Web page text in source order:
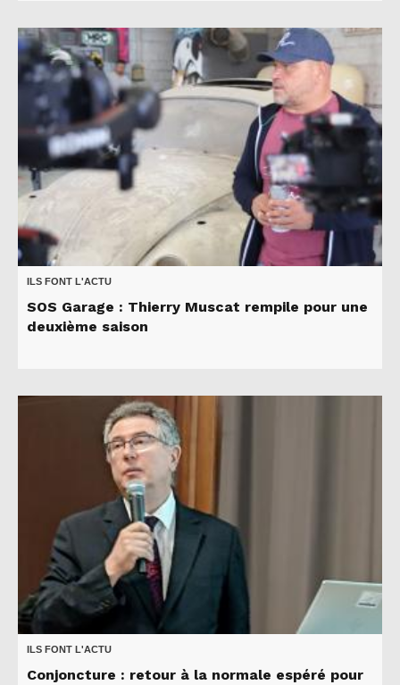
ILS FONT L'ACTU
SOS Garage : Thierry Muscat rempile pour une
deuxième saison
ILS FONT L'ACTU
Conjoncture : retour à la normale espéré pour